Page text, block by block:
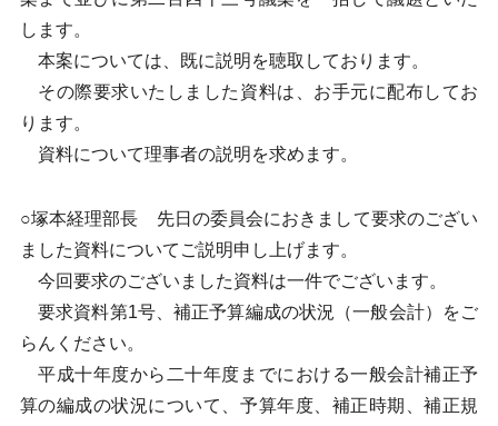
します。
本案については、既に説明を聴取しております。
その際要求いたしました資料は、お手元に配布してお
ります。
資料について理事者の説明を求めます。
○塚本経理部長 先日の委員会におきまして要求のござい
ました資料についてご説明申し上げます。
今回要求のございました資料は一件でございます。
要求資料第1号、補正予算編成の状況（一般会計）をご
らんください。
平成十年度から二十年度までにおける一般会計補正予
算の編成の状況について、予算年度、補正時期、補正規